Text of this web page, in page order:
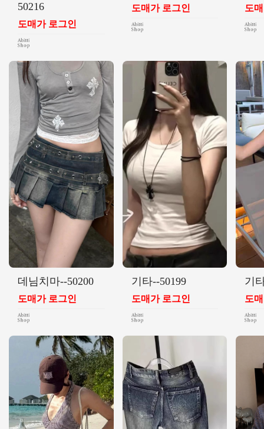
50216
도매가 로그인
도매가 로그인 도
데님치마--50200
도매가 로그인
기타--50199
도매가 로그인
기
도